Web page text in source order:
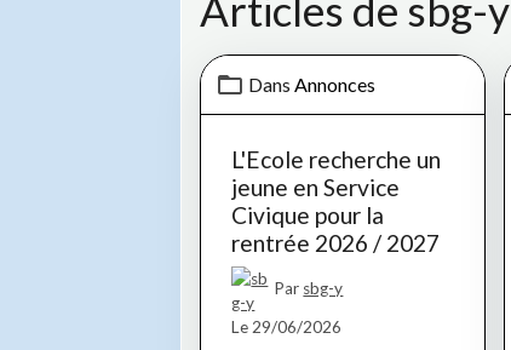
Dans Annonces
L'Ecole recherche un
jeune en Service
Civique pour la
rentrée 2026 / 2027
Par sbg-y
Le 29/06/2026